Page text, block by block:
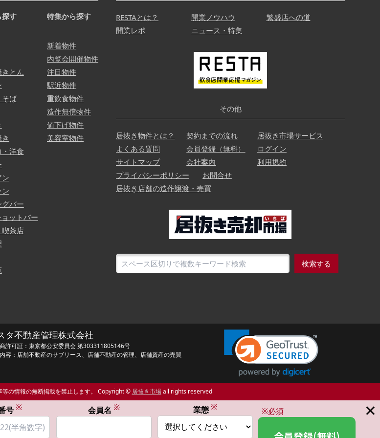
す
とん
そば
・洋食
ン
ン
グバー
ットバー
喫茶店
特集から探す
新着物件
内覧会開催物件
注目物件
駅近物件
重飲食物件
造作無償物件
値下げ物件
美容室物件
RESTAとは？ 開業ノウハウ
繁盛店への道
開業レポ
ニュース・特集
その他
居抜き物件とは？ 契約までの流れ
居抜き市場サービス
よくある質問
会員登録（無料）
ログイン
サイトマップ
会社案内
利用規約
プライバシーポリシー
お問合せ
居抜き店舗の造作譲渡・売買
検索する
タ不動産管理株式会社
許可証：東京都公安委員会 第303311805146号
容：店舗不動産のサブリース、店舗不動産の管理、店舗資産の売買
等の情報の無断掲載を禁止します。 Copyright © 居抜き市場all rights reserved
×
号 ※ 会員名 ※ 業態 ※ ※必須